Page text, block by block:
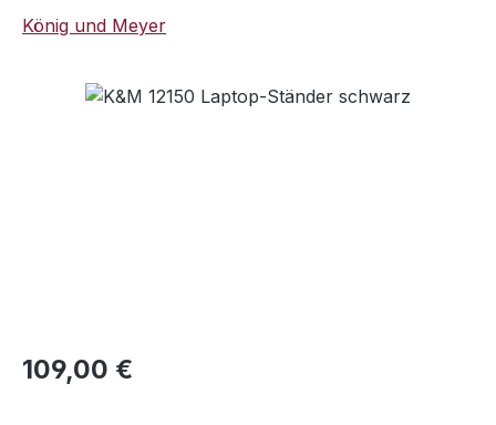
König und Meyer
Bildergalerie überspringen
Regulärer Preis:
109,00 €